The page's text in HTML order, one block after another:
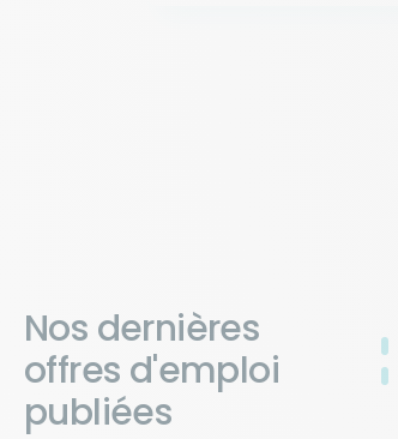
Nos dernières
offres d'emploi
publiées